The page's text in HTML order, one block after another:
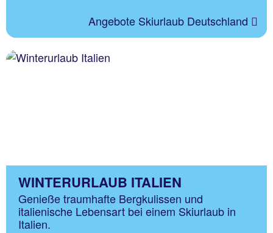
Angebote Skiurlaub Deutschland
WINTERURLAUB ITALIEN
Genieße traumhafte Bergkulissen und
italienische Lebensart bei einem Skiurlaub in
Italien.